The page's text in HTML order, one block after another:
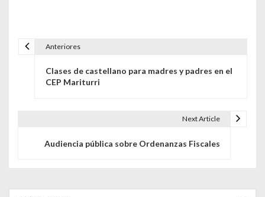
Anteriores
Clases de castellano para madres y padres en el
CEP Mariturri
Next Article
Audiencia pública sobre Ordenanzas Fiscales